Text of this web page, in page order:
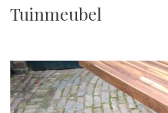
Tuinmeubel